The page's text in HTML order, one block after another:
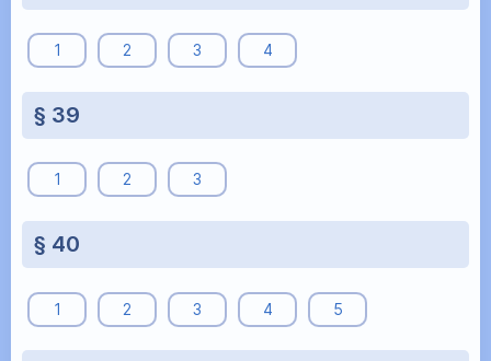
1 2 3 4
§ 39
1 2 3
§ 40
1 2 3 4 5